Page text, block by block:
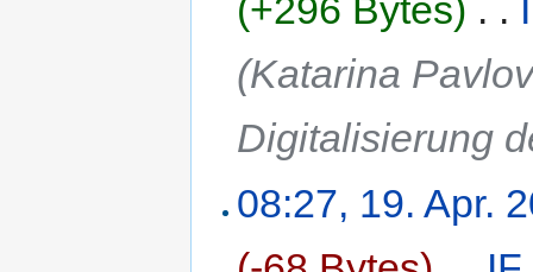
(+296 Bytes) . .
(Katarina
Digitalisierung
08:27, 19. Apr.